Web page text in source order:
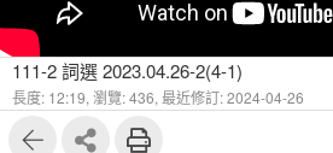
111-2 詞選 2023.04.26-2(4-1)
長度: 12:19, 瀏覽: 436, 最近修訂: 2024-04-26